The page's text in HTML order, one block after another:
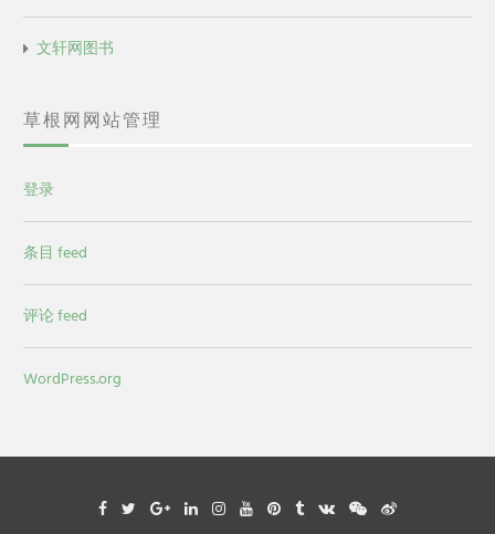
文轩网图书
草根网网站管理
登录
条目 feed
评论 feed
WordPress.org
Facebook
TwitterGoogleLinkedinInstagram
YouTubePinterest
Tumblr
VK WeChatWeibo